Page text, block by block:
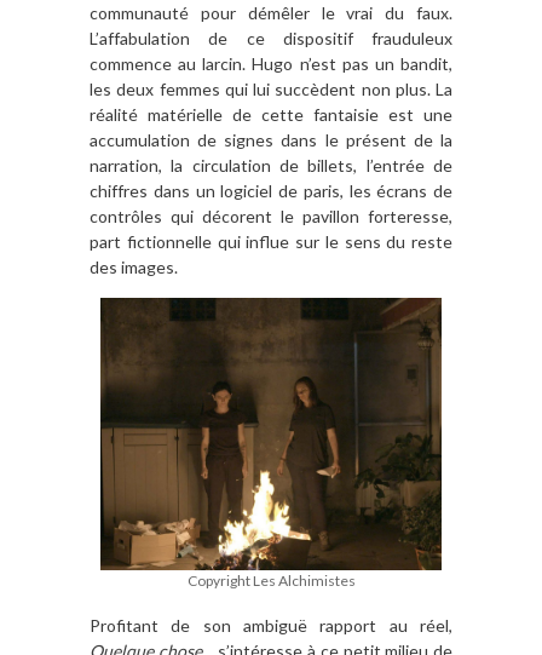
communauté pour démêler le vrai du faux.
L’affabulation de ce dispositif frauduleux
commence au larcin. Hugo n’est pas un bandit,
les deux femmes qui lui succèdent non plus. La
réalité matérielle de cette fantaisie est une
accumulation de signes dans le présent de la
narration, la circulation de billets, l’entrée de
chiffres dans un logiciel de paris, les écrans de
contrôles qui décorent le pavillon forteresse,
part fictionnelle qui influe sur le sens du reste
des images.
Copyright Les Alchimistes
Profitant de son ambiguë rapport au réel,
Quelque chose… s’intéresse à ce petit milieu de